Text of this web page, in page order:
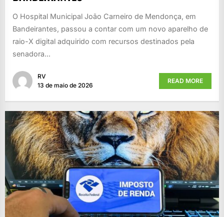
O Hospital Municipal João Carneiro de Mendonça, em
Bandeirantes, passou a contar com um novo aparelho de
raio-X digital adquirido com recursos destinados pela
senadora...
RV
13 de maio de 2026
READ MORE